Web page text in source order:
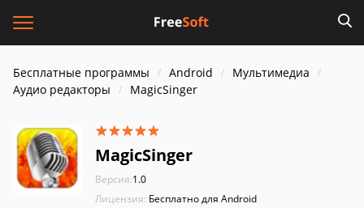
Бесплатные программы Android
Мультимедиа
Аудио редакторы
MagicSinger
MagicSinger
Версия:1.0
Лицензия: Бесплатно для Android